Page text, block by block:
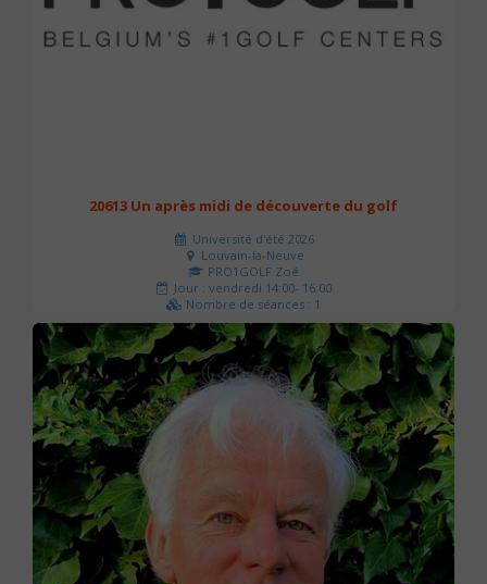
20613 Un après midi de découverte du golf
Université d'été 2026
Louvain-la-Neuve
PRO1GOLF Zoé
Jour : vendredi 14:00- 16:00
Nombre de séances : 1
45 €